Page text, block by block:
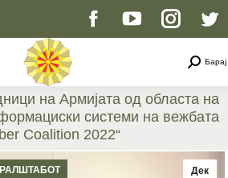
Facebook
opens
in
YouTube
opens
page
opens
new
Барај
на Армијата од областа на
системи на вежбата
Coalition 2022“
You are here:
Дек